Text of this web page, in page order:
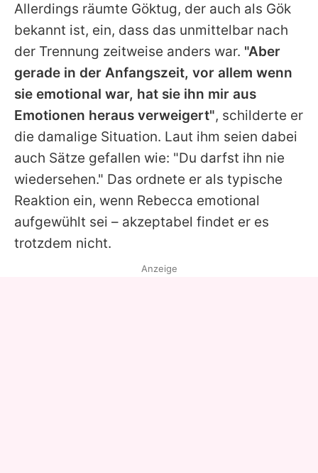
Allerdings räumte Göktug, der auch als Gök
bekannt ist, ein, dass das unmittelbar nach
der Trennung zeitweise anders war. "Aber
gerade in der Anfangszeit, vor allem wenn
sie emotional war, hat sie ihn mir aus
Emotionen heraus verweigert", schilderte er
die damalige Situation. Laut ihm seien dabei
auch Sätze gefallen wie: "Du darfst ihn nie
wiedersehen." Das ordnete er als typische
Reaktion ein, wenn Rebecca emotional
aufgewühlt sei – akzeptabel findet er es
trotzdem nicht.
Anzeige